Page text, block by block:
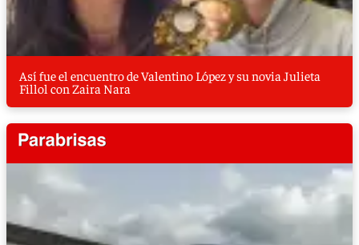
Así fue el encuentro de Valentino López y su novia Julieta
Fillol con Zaira Nara